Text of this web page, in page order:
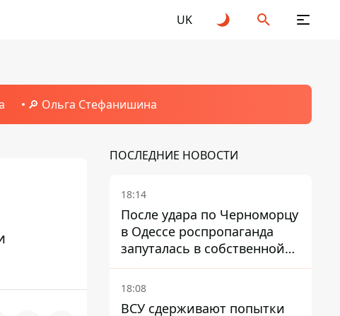
UK
🔎 Ольга Стефанишина
ПОСЛЕДНИЕ НОВОСТИ
18:14
После удара по Черноморцу
в Одессе роспропаганда
запуталась в собственной
лжи
18:08
ВСУ сдерживают попытки